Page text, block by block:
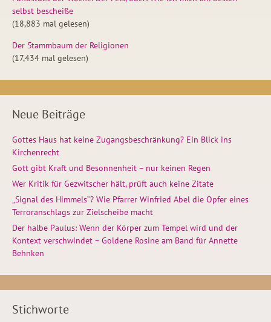
selbst bescheiße
(18,883 mal gelesen)
Der Stammbaum der Religionen
(17,434 mal gelesen)
Neue Beiträge
Gottes Haus hat keine Zugangsbeschränkung? Ein Blick ins
Kirchenrecht
Gott gibt Kraft und Besonnenheit – nur keinen Regen
Wer Kritik für Gezwitscher hält, prüft auch keine Zitate
„Signal des Himmels“? Wie Pfarrer Winfried Abel die Opfer eines
Terroranschlags zur Zielscheibe macht
Der halbe Paulus: Wenn der Körper zum Tempel wird und der
Kontext verschwindet – Goldene Rosine am Band für Annette
Behnken
Stichworte